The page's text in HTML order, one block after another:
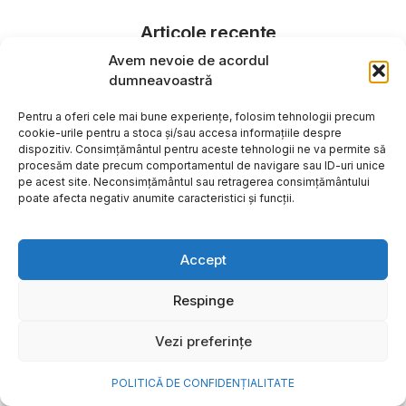
Avem nevoie de acordul
dumneavoastră
Pentru a oferi cele mai bune experiențe, folosim tehnologii precum
cookie-urile pentru a stoca și/sau accesa informațiile despre
dispozitiv. Consimțământul pentru aceste tehnologii ne va permite să
procesăm date precum comportamentul de navigare sau ID-uri unice
pe acest site. Neconsimțământul sau retragerea consimțământului
poate afecta negativ anumite caracteristici și funcții.
Accept
Respinge
Vezi preferințe
POLITICĂ DE CONFIDENȚIALITATE
Articole recente
Grupul PPC se extinde pe piața din Polonia cu un
portofoliu de centrale regenerabile de 277,3 MW
Guvernul României a declarat Stare de alertă la
nivel național în energia electrică
Kaufland și Monster Energy au adus în România
monopostul de Formula 1 al campionului mondial
acesta
200 de studenți cu media 10 în sesiunea de vară
vor primi abonamente General Access gratuite la
electric inteligent